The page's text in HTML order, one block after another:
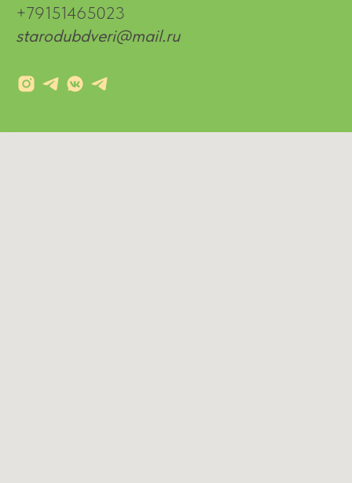
+79151465023
starodubdveri@mail.ru